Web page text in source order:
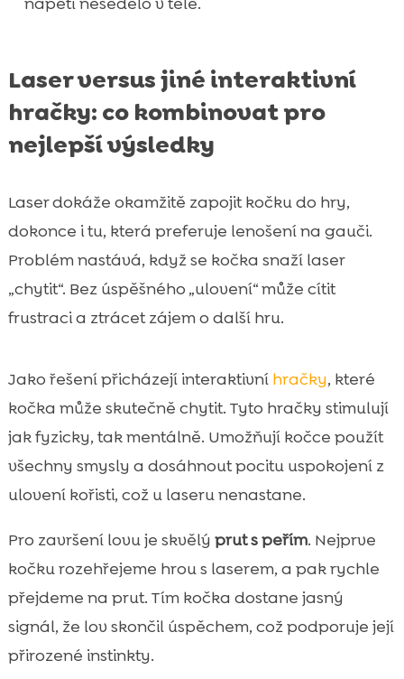
Laser versus jiné interaktivní
hračky: co kombinovat pro
nejlepší výsledky
Laser dokáže okamžitě zapojit kočku do hry,
dokonce i tu, která preferuje lenošení na gauči.
Problém nastává, když se kočka snaží laser
„chytit“. Bez úspěšného „ulovení“ může cítit
frustraci a ztrácet zájem o další hru.
Jako řešení přicházejí interaktivní hračky, které
kočka může skutečně chytit. Tyto hračky stimulují
jak fyzicky, tak mentálně. Umožňují kočce použít
všechny smysly a dosáhnout pocitu uspokojení z
ulovení kořisti, což u laseru nenastane.
Pro završení lovu je skvělý prut s peřím. Nejprve
kočku rozehřejeme hrou s laserem, a pak rychle
přejdeme na prut. Tím kočka dostane jasný
signál, že lov skončil úspěchem, což podporuje její
přirozené instinkty.